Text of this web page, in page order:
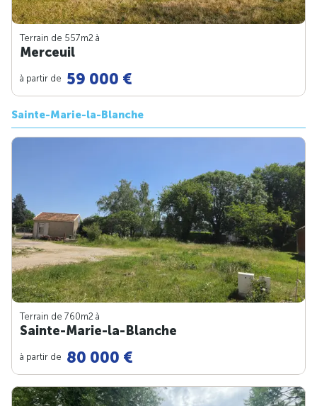
Terrain de 557m2 à
Merceuil
à partir de 59 000 €
Sainte-Marie-la-Blanche
Terrain de 760m2 à
Sainte-Marie-la-Blanche
à partir de 80 000 €